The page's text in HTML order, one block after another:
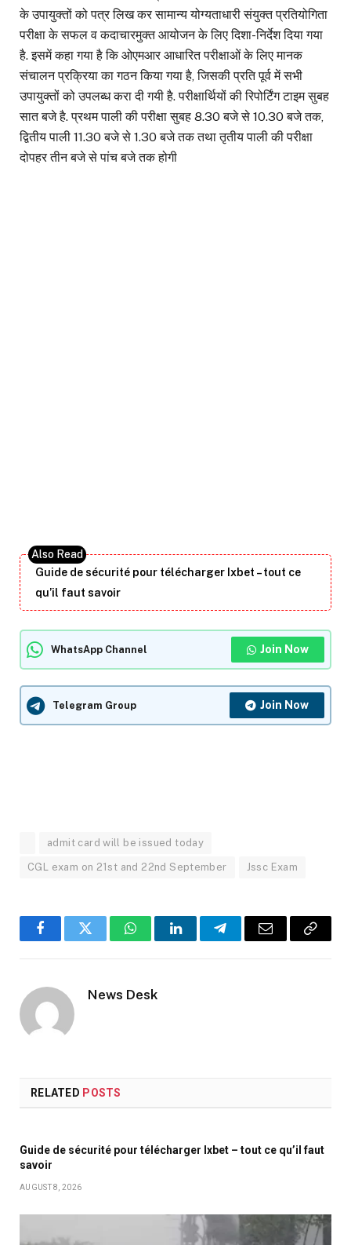
के उपायुक्तों को पत्र लिख कर सामान्य योग्यताधारी संयुक्त प्रतियोगिता
परीक्षा के सफल व कदाचारमुक्त आयोजन के लिए दिशा-निर्देश दिया गया
है. इसमें कहा गया है कि ओएमआर आधारित परीक्षाओं के लिए मानक
संचालन प्रक्रिया का गठन किया गया है, जिसकी प्रति पूर्व में सभी
उपायुक्तों को उपलब्ध करा दी गयी है. परीक्षार्थियों की रिपोर्टिंग टाइम सुबह
सात बजे है. प्रथम पाली की परीक्षा सुबह 8.30 बजे से 10.30 बजे तक,
द्वितीय पाली 11.30 बजे से 1.30 बजे तक तथा तृतीय पाली की परीक्षा
दोपहर तीन बजे से पांच बजे तक होगी
Guide de sécurité pour télécharger Ixbet – tout ce
qu’il faut savoir
WhatsApp Channel Join Now
Telegram Group Join Now
admit card will be issued today
CGL exam on 21st and 22nd September Jssc Exam
FacebookTwitter WhatsAppLinkedInTelegramEmail
Copy
News Desk
RELATED POSTS
Guide de sécurité pour télécharger Ixbet – tout ce qu’il faut
savoir
AUGUST 8, 2026